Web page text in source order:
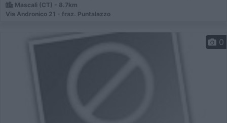
Mascali (CT) - 8.7km
Via Andronico 21 - fraz. Puntalazzo
0